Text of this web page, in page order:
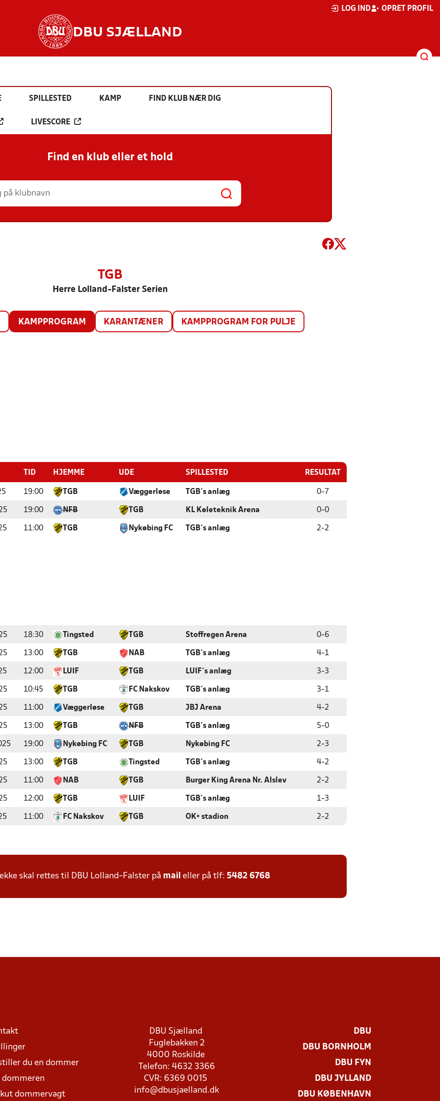
LOG IND OPRET PROFIL
DBU SJÆLLAND
SPILLESTED KAMP FIND KLUB NÆR DIG
LIVESCORE
Find en klub eller et hold
TGB
Herre Lolland-Falster Serien
KAMPPROGRAM KARANTÆNER KAMPPROGRAM FOR PULJE
TID HJEMME UDE SPILLESTED RESULTAT
19:00 TGB Væggerløse TGB´s anlæg 0- 7
19:00 NFB TGB KL Køleteknik Arena 0-0
11:00 TGB Nykøbing FC TGB´s anlæg 2-2
18:30 Tingsted TGB Stoffregen Arena 0-6
13:00 TGB NAB TGB´s anlæg 4-1
12:00 LUIF TGB LUIF´s anlæg 3-3
10:45 TGB FC Nakskov TGB´s anlæg 3-1
11:00 Væggerløse TGB JBJ Arena 4-2
13:00 TGB NFB TGB´s anlæg 5-0
19:00 Nykøbing FC TGB Nykøbing FC 2-3
13:00 TGB Tingsted TGB´s anlæg 4-2
11:00 NAB TGB Burger King Arena Nr. Alslev 2-2
12:00 TGB LUIF TGB´s anlæg 1-3
11:00 FC Nakskov TGB OK+ stadion 2-2
skal rettes til DBU Lolland-Falster på mail eller på tlf: 5482 6768
du en dommer
dommeren
dommervagt
DBU Sjælland
Fuglebakken 2
4000 Roskilde
Telefon: 4632 3366
CVR: 6369 0015
info@dbusjaelland.dk
DBU
DBU BORNHOLM
DBU FYN
DBU JYLLAND
DBU KØBENHAVN